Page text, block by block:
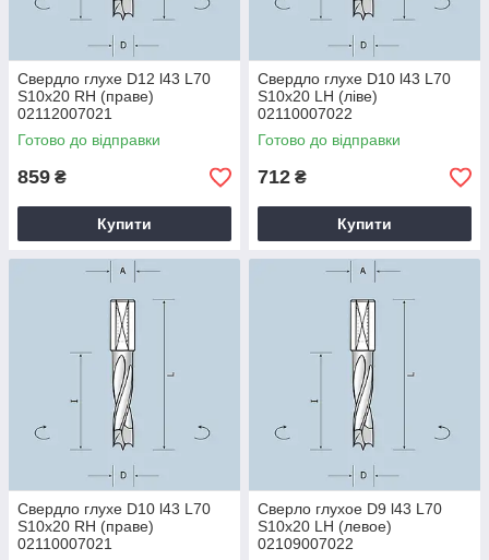
Свердло глухе D12 l43 L70
S10x20 RH (праве)
02112007021
Готово до відправки
859 ₴
Купити
Свердло глухе D10 l43 L70
S10x20 LH (ліве)
02110007022
Готово до відправки
712 ₴
Купити
Свердло глухе D10 l43 L70
S10x20 RH (праве)
02110007021
Сверло глухое D9 l43 L70
S10x20 LH (левое)
02109007022